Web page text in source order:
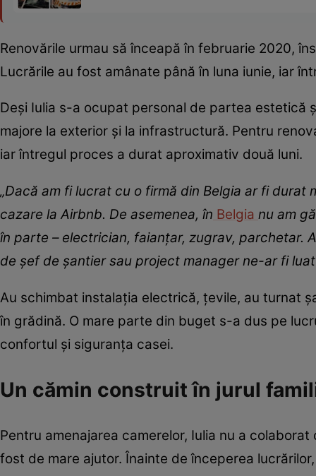
Renovările urmau să înceapă în februarie 2020,
Lucrările au fost amânate până în luna iunie, iar
Deși Iulia s-a ocupat personal de partea estetică
majore la exterior și la infrastructură. Pentru
iar întregul proces a durat aproximativ două luni.
„Dacă am fi lucrat cu o firmă din Belgia ar fi
cazare la Airbnb. De asemenea, în Belgia nu am
în parte – electrician, faianțar, zugrav, parchetar.
de șef de șantier sau project manager ne-ar fi
Au schimbat instalația electrică, țevile, au turnat
în grădină. O mare parte din buget s-a dus pe
confortul și siguranța casei.
Un cămin construit în jurul
Pentru amenajarea camerelor, Iulia nu a
fost de mare ajutor. Înainte de începerea